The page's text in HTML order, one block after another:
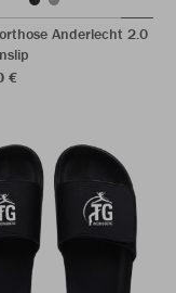
Anderlecht 2.0
€